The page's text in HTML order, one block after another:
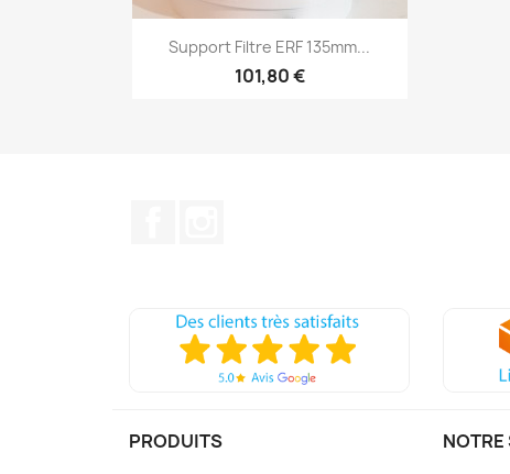
Aperçu rapide
Support Filtre ERF 135mm...
101,80 €
PRODUITS NOTRE